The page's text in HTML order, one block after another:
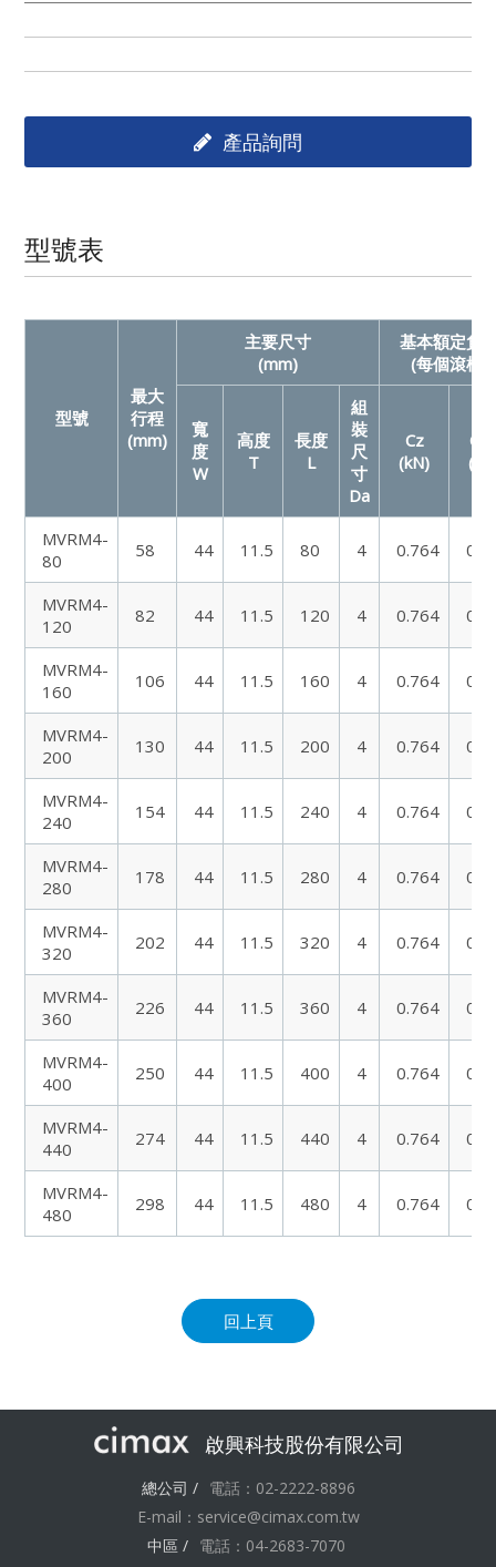
產品詢問
型號表
型號
最大
行程
(mm)
主要尺寸
(mm)
基本額定負
(每個滾柱)
寬
度
W
高度
T
長度
L
組
裝
尺
寸
Da
Cz
(kN)
MVRM4-
80
58 44 11.5 80 4 0.764
MVRM4-
120
82 44 11.5 120 4 0.764
MVRM4-
160
106 44 11.5 160 4 0.764
MVRM4-
200
130 44 11.5 200 4 0.764
MVRM4-
240
154 44 11.5 240 4 0.764
MVRM4-
280
178 44 11.5 280 4 0.764
MVRM4-
320
202 44 11.5 320 4 0.764
MVRM4-
360
226 44 11.5 360 4 0.764
MVRM4-
400
250 44 11.5 400 4 0.764
MVRM4-
440
274 44 11.5 440 4 0.764
MVRM4-
480
298 44 11.5 480 4 0.764
回上頁
啟興科技股份有限公司
總公司 /
電話：02-2222-8896
E-mail： service@cimax.com.tw
中區 /
電話：04-2683-7070